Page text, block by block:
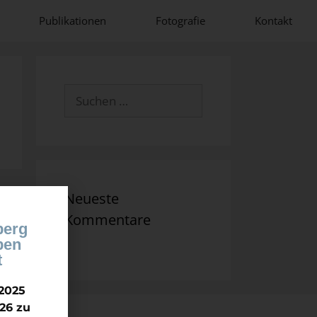
Publikationen Fotografie Kontakt
Neueste
Kommentare
zu